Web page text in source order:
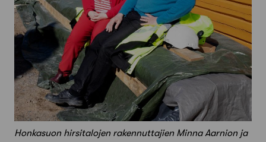
Honkasuon hirsitalojen rakennuttajien Minna Aarnion ja